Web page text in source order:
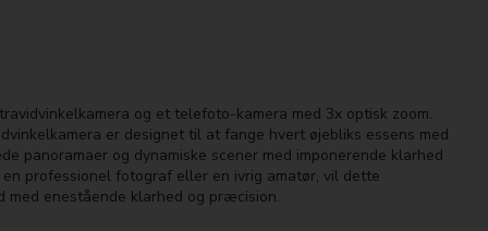
og et telefoto-kamera med 3x optisk zoom.
er designet til at fange hvert øjebliks essens med
panoramaer og dynamiske scener med imponerende klarhed
professionel fotograf eller en ivrig amatør, vil dette
enestående klarhed og præcision.